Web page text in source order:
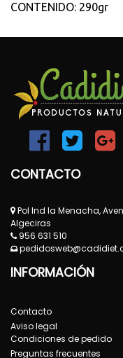
CONTENIDO: 290gr
CONTACTO
Pol Ind la Menacha,
Algeciras
956 631 510
INFORMACIÓN
Contacto
Aviso legal
Condiciones de pedido
Preguntas frecuentes